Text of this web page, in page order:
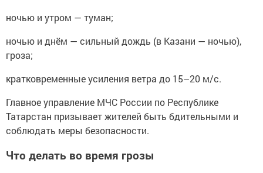
ночью и утром — туман;
ночью и днём — сильный дождь (в Казани — ночью),
гроза;
кратковременные усиления ветра до 15–20 м/с.
Главное управление МЧС России по Республике
Татарстан призывает жителей быть бдительными и
соблюдать меры безопасности.
Что делать во время грозы